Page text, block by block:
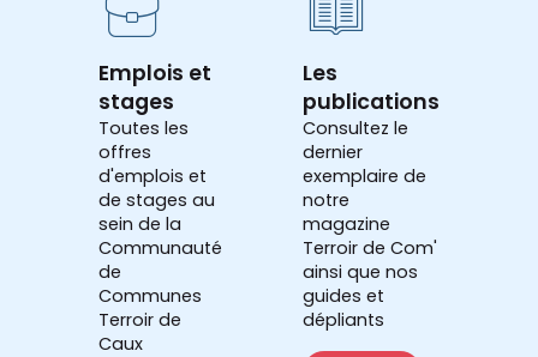
Emplois et
stages
Toutes les
offres
d'emplois et
de stages au
sein de la
Communauté
de
Communes
Terroir de
Caux
Les
publications
Consultez le
dernier
exemplaire de
notre
magazine
Terroir de Com'
ainsi que nos
guides et
dépliants